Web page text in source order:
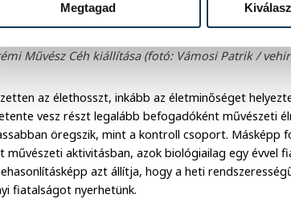
Megtagad
Művész Céh kiállítása (fotó: Vámosi Patrik /
az élethosszt, inkább az életminőséget
vesz részt legalább befogadóként művészeti
öregszik, mint a kontroll csoport. Másképp
művészeti aktivitásban, azok biológiailag egy évvel
azt állítja, hogy a heti
fiatalságot nyerhetünk.